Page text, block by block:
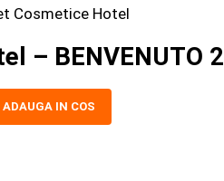
– BENVENUTO 2
ADAUGA IN COS